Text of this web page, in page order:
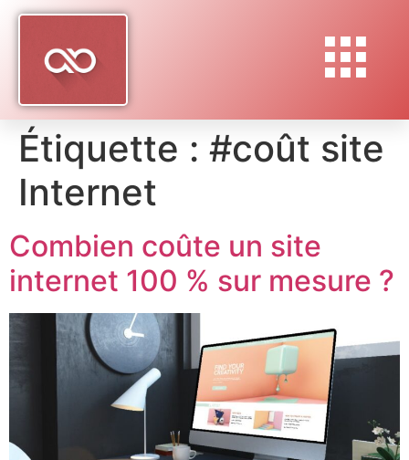
Étiquette : #coût site
Internet
Combien coûte un site
internet 100 % sur mesure ?